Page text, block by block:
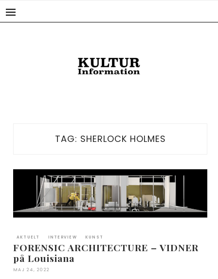
TAG: SHERLOCK HOLMES
AKTUELT INTERVIEW KUNST
FORENSIC ARCHITECTURE – VIDNER
på Louisiana
MAJ 24, 2022